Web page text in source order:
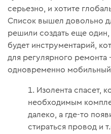
серьезно, и хотите
Список вышел довольно
решили создать еще
будет инструментарий,
для регулярного ремонта
одновременно
Изолента спасет,
необходимым
далеко, а где-то
стираться провод и